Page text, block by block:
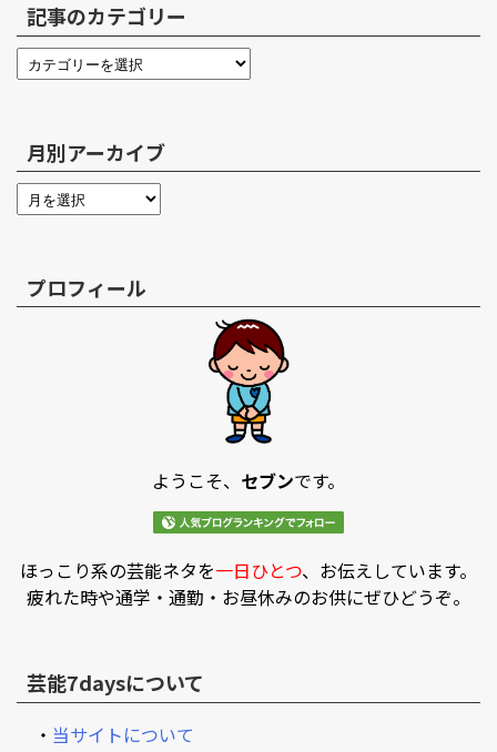
記事のカテゴリー
月別アーカイブ
プロフィール
ようこそ、 セブンです。
ほっこり系の芸能ネタを一日ひとつ、お伝えしています。
疲れた時や通学・通勤・お昼休みのお供にぜひどうぞ。
芸能7daysについて
・ 当サイトについて